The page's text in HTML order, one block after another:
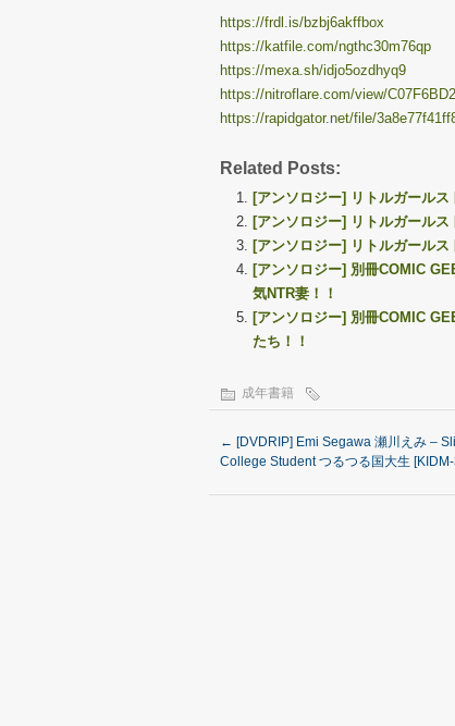
https://frdl.is/bzbj6akffbox
https://katfile.com/ngthc30m76qp
https://mexa.sh/idjo5ozdhyq9
https://nitroflare.com/view/
https://rapidgator.net/file/
Related Posts:
[アンソロジー] リトルガール
[アンソロジー] リトルガール
[アンソロジー] リトルガール
[アンソロジー] 別冊COMIC
気NTR妻！！
[アンソロジー] 別冊COMIC
たち！！
成年書籍
← [DVDRIP] Emi Segawa 瀬川えみ –
College Student つるつる国大生